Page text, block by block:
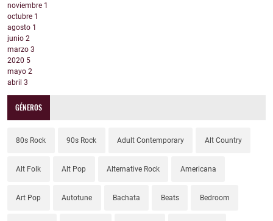
noviembre 1
octubre 1
agosto 1
junio 2
marzo 3
2020 5
mayo 2
abril 3
GÉNEROS
80s Rock 90s Rock Adult Contemporary Alt Country
Alt Folk Alt Pop Alternative Rock Americana
Art Pop Autotune Bachata Beats Bedroom